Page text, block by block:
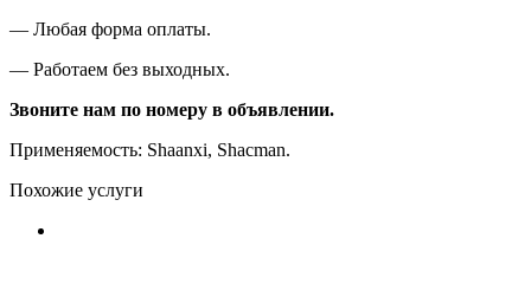
— Любая форма оплаты.
— Работаем без выходных.
Звоните нам по номеру в объявлении.
Применяемость: Shaanxi, Shacman.
Похожие услуги